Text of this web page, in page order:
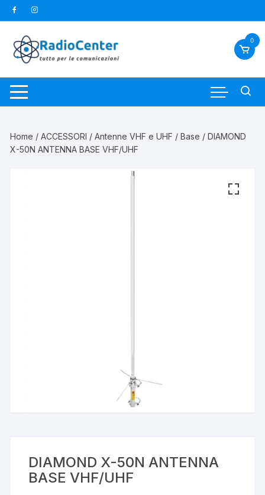
al
contenuto
0
Home /ACCESSORI /Antenne VHF e UHF /Base / DIAMOND
X-50N ANTENNA BASE VHF/UHF
DIAMOND X-50N ANTENNA
BASE VHF/UHF